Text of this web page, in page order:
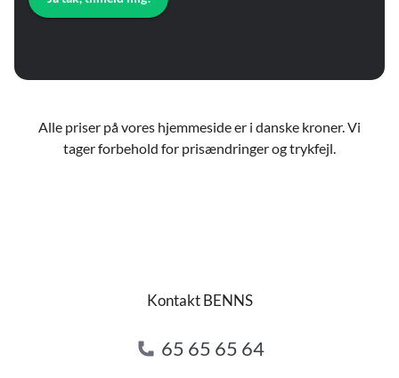
Alle priser på vores hjemmeside er i danske kroner. Vi
tager forbehold for prisændringer og trykfejl.
Kontakt BENNS
65 65 65 64